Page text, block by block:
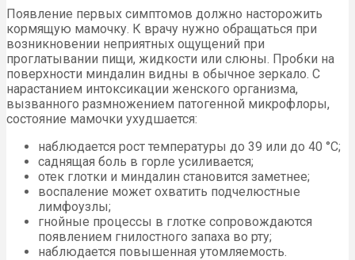
Появление первых симптомов должно насторожить
кормящую мамочку. К врачу нужно обращаться при
возникновении неприятных ощущений при
проглатывании пищи, жидкости или слюны. Пробки на
поверхности миндалин видны в обычное зеркало. С
нарастанием интоксикации женского организма,
вызванного размножением патогенной микрофлоры,
состояние мамочки ухудшается:
наблюдается рост температуры до 39 или до 40 °С;
саднящая боль в горле усиливается;
отек глотки и миндалин становится заметнее;
воспаление может охватить подчелюстные
лимфоузлы;
гнойные процессы в глотке сопровождаются
появлением гнилостного запаха во рту;
наблюдается повышенная утомляемость.